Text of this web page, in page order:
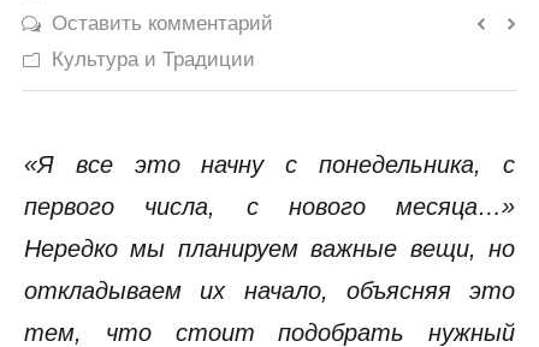
История
Юмор
Оставить комментарий
Культура и Традиции
«Я все это начну с понедельника, с
первого числа, с нового месяца…»
Нередко мы планируем важные вещи, но
откладываем их начало, объясняя это
тем, что стоит подобрать нужный